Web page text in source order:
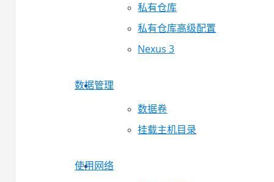
私有仓库
私有仓库高级配置
Nexus 3
数据管理
数据卷
挂载主机目录
使用网络